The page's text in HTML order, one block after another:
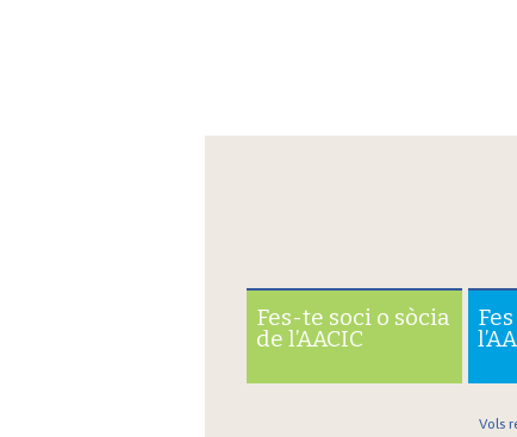
Fes-te soci o sòcia
de l’AACIC
Vols